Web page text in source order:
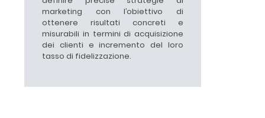
marketing con l’obiettivo di
ottenere risultati concreti e
misurabili in termini di acquisizione
dei clienti e incremento del loro
tasso di fidelizzazione.